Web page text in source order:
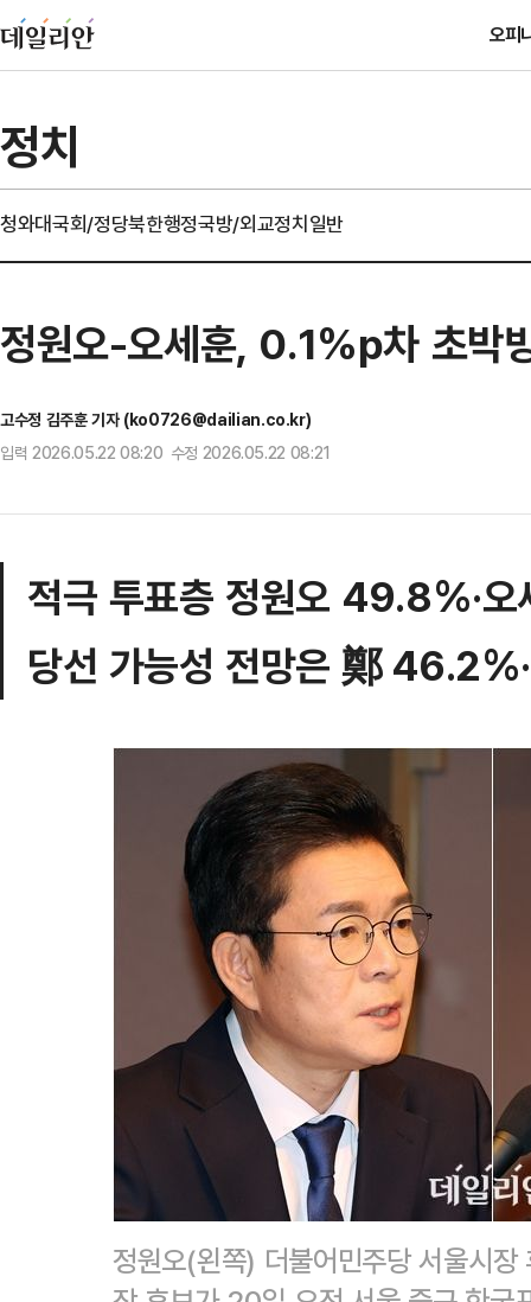
오피
정치
청와대국회/정당북한행정국방/외교정치일반
정원오-오세훈, 0.1%p차 초
고수정 김주훈 기자 (ko0726@dailian.co.kr)
입력 2026.05.22 08:20 수정 2026.05.22 08:21
적극 투표층 정원오 49.8%·
당선 가능성 전망은 鄭
정원오(왼쪽) 더불어민주당 서울시